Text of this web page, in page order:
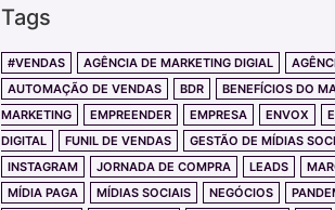
Tags
#VENDAS AGÊNCIA DE MARKETING DIGIAL
AUTOMAÇÃO DE VENDAS
BDR BENEFÍCIOS DO
MARKETING
EMPREENDER EMPRESA ENVOX
DIGITAL
FUNIL DE VENDAS GESTÃO DE MÍDIAS
INSTAGRAM
JORNADA DE COMPRA LEADS
MÍDIA PAGA
MÍDIAS SOCIAIS NEGÓCIOS